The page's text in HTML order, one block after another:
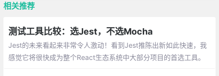
相关推荐
测试工具比较：选Jest，不选Mocha
Jest的未来看起来非常令人激动！看到Jest推陈出新如此快速，我
感觉它将很快成为整个React生态系统中大部分项目的首选工具。